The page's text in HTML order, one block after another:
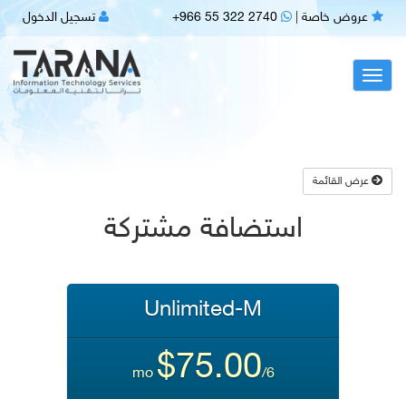
تسجيل الدخول +966 55 322 2740 | عروض خاصة
استضافة مشتركة
Unlimited-M
$75.00/6 mo